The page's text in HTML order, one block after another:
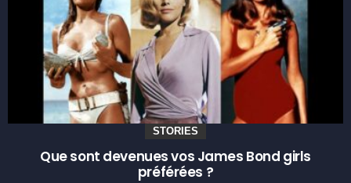
STORIES
Que sont devenues vos James Bond girls
préférées ?